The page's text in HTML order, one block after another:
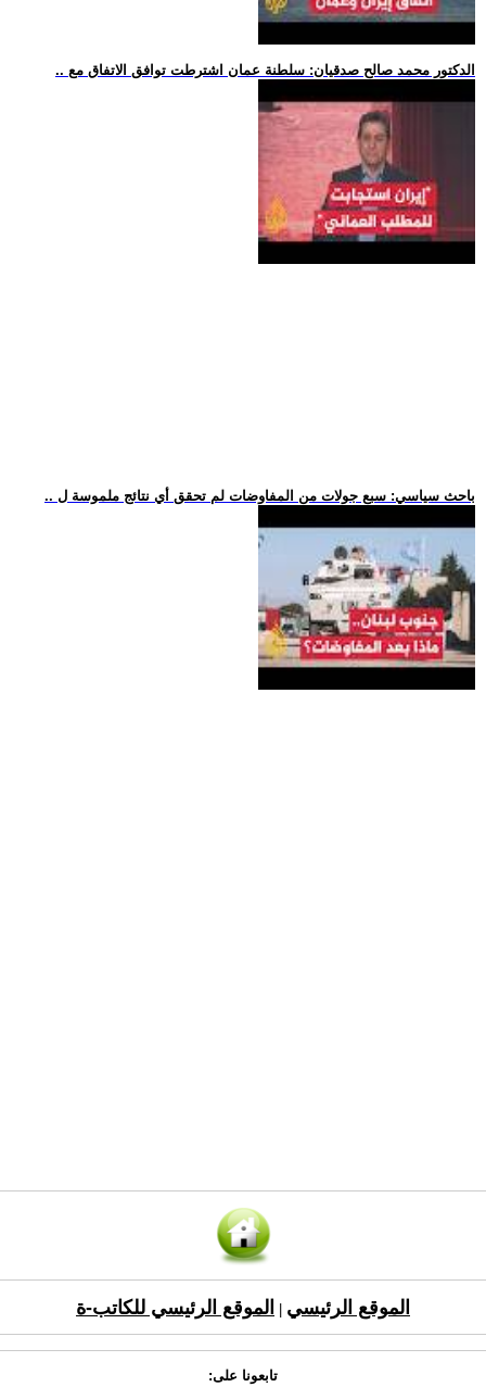
.. الدكتور محمد صالح صدقيان: سلطنة عمان اشترطت توافق الاتفاق مع
.. باحث سياسي: سبع جولات من المفاوضات لم تحقق أي نتائج ملموسة ل
الموقع الرئيسي الموقع الرئيسي للكاتب-ة
تابعونا على: